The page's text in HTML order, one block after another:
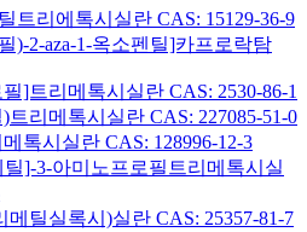
트리에톡시실란 CAS: 15129-36-9
)-2-aza-1-옥소펜틸]카프로락탐
]트리메톡시실란 CAS: 2530-86-1
리메톡시실란 CAS: 227085-51-0
톡시실란 CAS: 128996-12-3
]-3-아미노프로필트리메톡시실
틸실록시)실란 CAS: 25357-81-7